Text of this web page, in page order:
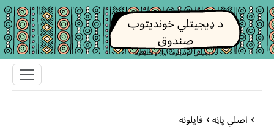
د ډیجیتلي خوندیتوب
صندوق
د ډیجیتلي خوندیتوب ابزار او تکتیکونه
اصلي پاڼه فایلونه